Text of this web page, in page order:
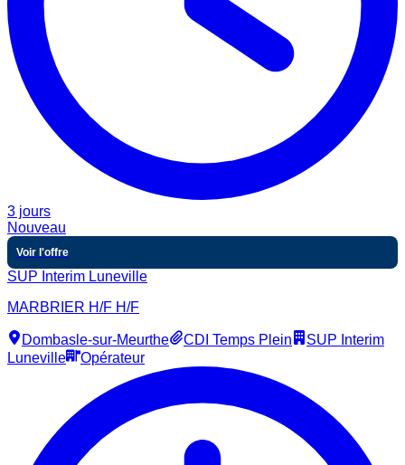
3 jours
Nouveau
Voir l'offre
SUP Interim Luneville
MARBRIER H/F H/F
Dombasle-sur-Meurthe CDI Temps Plein
SUP Interim
Luneville
Opérateur